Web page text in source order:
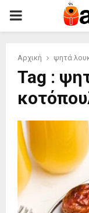
PRIMARY
Αρχική ψητά
Tag :